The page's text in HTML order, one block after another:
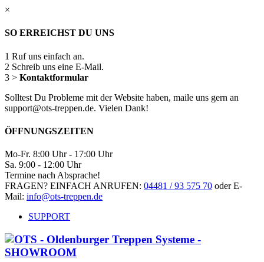
×
SO ERREICHST DU UNS
1 Ruf uns einfach an.
2 Schreib uns eine E-Mail.
3 > Kontaktformular
Solltest Du Probleme mit der Website haben, maile uns gern an
support@ots-treppen.de. Vielen Dank!
ÖFFNUNGSZEITEN
Mo-Fr. 8:00 Uhr - 17:00 Uhr
Sa. 9:00 - 12:00 Uhr
Termine nach Absprache!
FRAGEN? EINFACH ANRUFEN: 04481 / 93 575 70 oder E-
Mail: info@ots-treppen.de
SUPPORT